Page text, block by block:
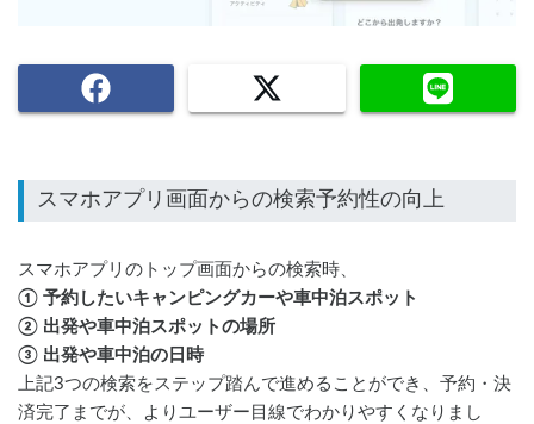
スマホアプリのトップ画面からの検索時、
① 予約したいキャンピングカーや車中泊スポット
② 出発や車中泊スポットの場所
③ 出発や車中泊の日時
上記3つの検索をステップ踏んで進めることができ、予約・決
済完了までが、よりユーザー目線でわかりやすくなりまし